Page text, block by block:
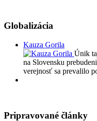
Globalizácia
Kauza Gorila
Únik
na Slovensku
verejnosť sa prevalilo
Pripravované články